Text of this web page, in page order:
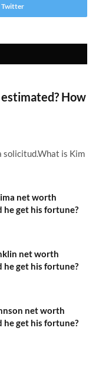
Twitter
How
solicitud.What is Kim
net worth
he get his fortune?
net worth
he get his fortune?
net worth
he get his fortune?